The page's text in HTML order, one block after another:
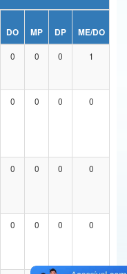
DO MP DP ME/DO
0 0 0 1
0 0 0 0
0 0 0 0
0 0 0 0